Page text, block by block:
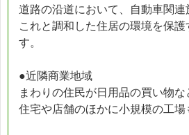
道路の沿道において、自動車関連
これと調和した住居の環境を保
す。
●近隣商業地域
まわりの住民が日用品の買い物な
住宅や店舗のほかに小規模の工場